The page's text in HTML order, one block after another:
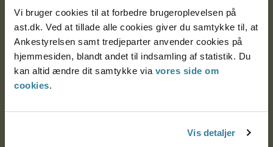
Vi bruger cookies til at forbedre brugeroplevelsen på
ast.dk. Ved at tillade alle cookies giver du samtykke til, at
Ankestyrelsen samt tredjeparter anvender cookies på
hjemmesiden, blandt andet til indsamling af statistik. Du
kan altid ændre dit samtykke via vores side om
cookies.
Vis detaljer
Ankestyrelsen København
EAN: 57 98 000 35 48 21
CVR: 1007 4002